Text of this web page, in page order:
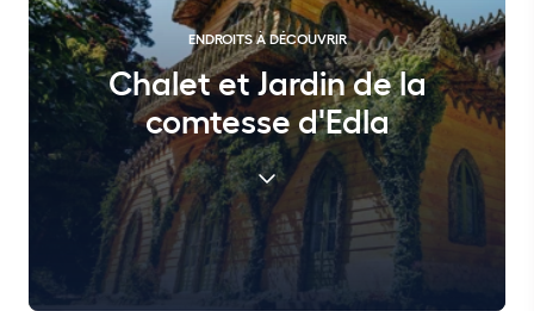
ENDROITS À DÉCOUVRIR
Chalet et Jardin de la
comtesse d'Edla